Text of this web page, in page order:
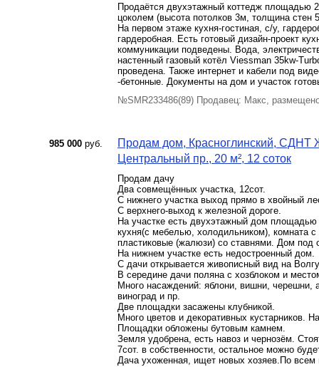
Продаётся двухэтажный коттедж площадью
цоколем (высота потолков 3м, толщина стен
На первом этаже кухня-гостиная, с/у,
гардеробная. Есть готовый дизайн-проект
коммуникации подведены. Вода,
настенный газовый котёл Viessman 35kw-
проведена. Также интернет и кабели под
-бетонные. Документы на дом и участок
№SMR233486(89) Продавец: Макс,
985 000 руб.
Продам дом, Красноглинский, СДНТ
Центральный пр., 20 м², 12 соток
Продам дачу
Два совмещённых участка, 12сот.
С нижнего участка выход прямо в хвойный
С верхнего-выход к железной дороге.
На участке есть двухэтажный дом
кухня(с мебелью, холодильником), комната
пластиковые (жалюзи) со ставнями. Дом под
На нижнем участке есть недостроенный дом.
С дачи открывается живописный вид на
В середине дачи поляна с хозблоком и
Много насаждений: яблони, вишни, черешни,
виноград и пр.
Две площадки засажены клубникой.
Много цветов и декоративных
Площадки обложены бутовым камнем.
Земля удобрена, есть навоз и чернозём.
7сот. в собственности, остальное можно
Дача ухоженная, ищет новых хозяев.По всем